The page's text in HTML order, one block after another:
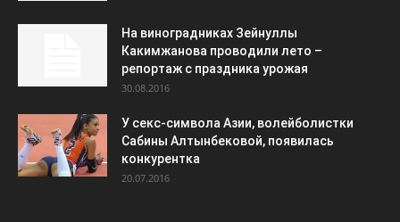
На виноградниках Зейнуллы
Какимжанова проводили лето –
репортаж с праздника урожая
30.08.2016
У секс-символа Азии, волейболистки
Сабины Алтынбековой, появилась
конкурентка
20.07.2016